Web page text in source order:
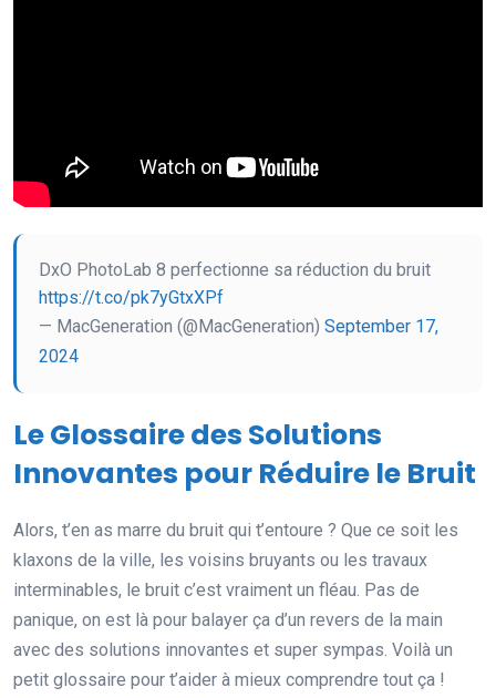
DxO PhotoLab 8 perfectionne sa réduction du bruit
https://t.co/pk7yGtxXPf
— MacGeneration (@MacGeneration) September 17,
2024
Le Glossaire des Solutions
Innovantes pour Réduire le Bruit
Alors, t’en as marre du bruit qui t’entoure ? Que ce soit les
klaxons de la ville, les voisins bruyants ou les travaux
interminables, le bruit c’est vraiment un fléau. Pas de
panique, on est là pour balayer ça d’un revers de la main
avec des solutions innovantes et super sympas. Voilà un
petit glossaire pour t’aider à mieux comprendre tout ça !